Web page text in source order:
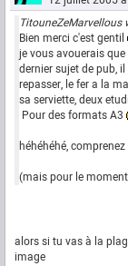
TitouneZeMarvellous
Bien merci c'est gentil
je vous avouerais
dernier sujet de pub,
repasser, le fer a la
sa serviette, deux
Pour des formats A3
héhéhéhé,
(mais pour le
alors si tu vas à la
image